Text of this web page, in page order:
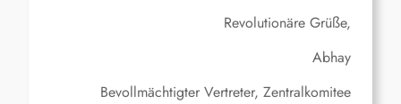
Revolutionäre Grüße,
Abhay
Bevollmächtigter Vertreter, Zentralkomitee